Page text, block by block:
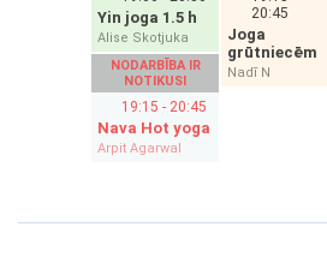
Yin joga 1.5 h
Alise Skotjuka
NODARBĪBA IR
NOTIKUSI
19:15 - 20:45
Nava Hot yoga
Arpit Agarwal
20:45
Joga
grūtniecēm
Nadī N